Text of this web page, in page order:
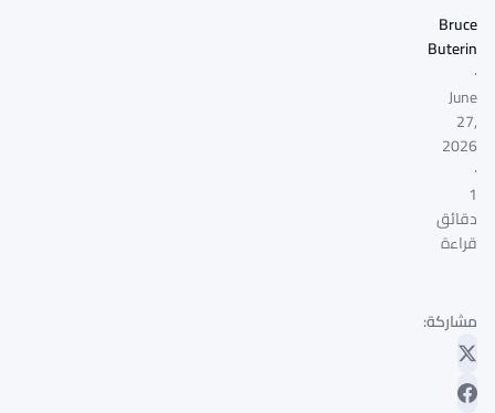
Bruce
Buterin
·
June
27,
2026
·
1
دقائق
قراءة
مشاركة: